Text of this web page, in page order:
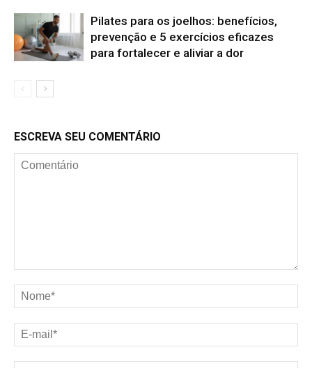
Pilates para os joelhos: benefícios,
prevenção e 5 exercícios eficazes
para fortalecer e aliviar a dor
ESCREVA SEU COMENTÁRIO